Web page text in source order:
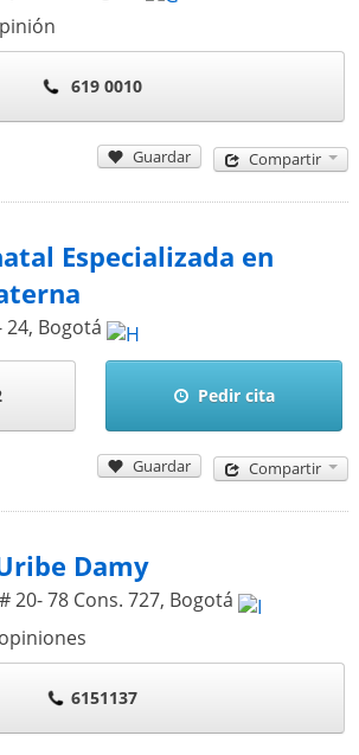
619 0010
Guardar Compartir
Especializada en
24, Bogotá
Pedir cita
Guardar Compartir
Damy
20- 78 Cons. 727, Bogotá
6151137